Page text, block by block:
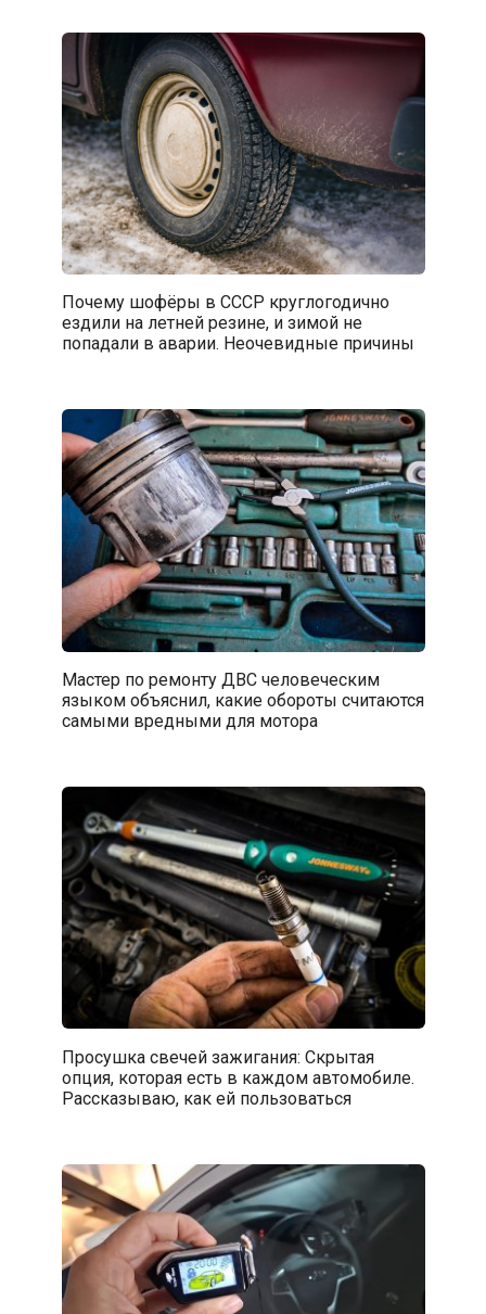
Почему шофёры в СССР круглогодично
ездили на летней резине, и зимой не
попадали в аварии. Неочевидные причины
Мастер по ремонту ДВС человеческим
языком объяснил, какие обороты считаются
самыми вредными для мотора
Просушка свечей зажигания: Скрытая
опция, которая есть в каждом автомобиле.
Рассказываю, как ей пользоваться